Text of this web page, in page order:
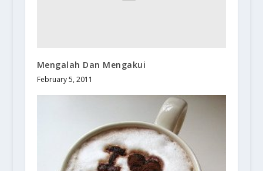
Mengalah Dan Mengakui
February 5, 2011